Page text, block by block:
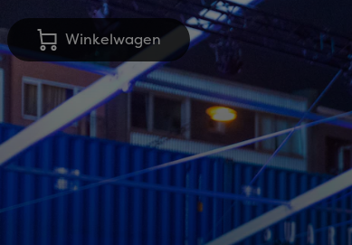
Winkelwagen